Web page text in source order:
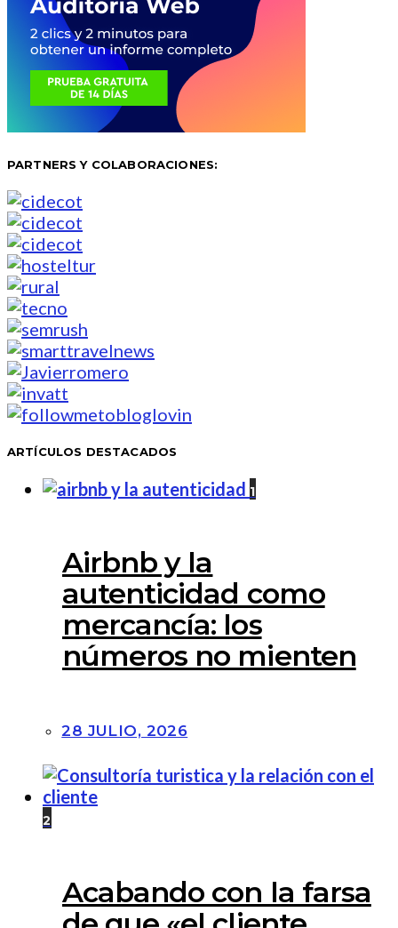
PARTNERS Y COLABORACIONES:
ARTÍCULOS DESTACADOS
1
Airbnb y la
autenticidad como
mercancía: los
números no mienten
28 JULIO, 2026
2
Acabando con la farsa